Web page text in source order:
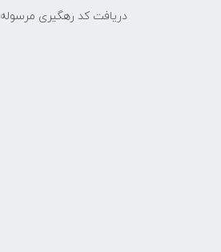
دریافت کد رهگیری مرسوله